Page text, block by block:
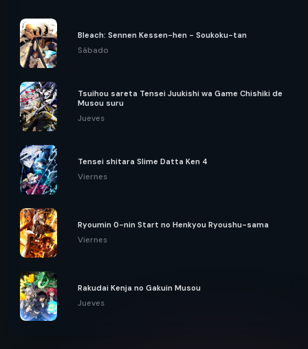
Bleach: Sennen Kessen-hen - Soukoku-tan
Sábado
Tsuihou sareta Tensei Juukishi wa Game Chishiki de
Musou suru
Jueves
Tensei shitara Slime Datta Ken 4
Viernes
Ryoumin 0-nin Start no Henkyou Ryoushu-sama
Viernes
Rakudai Kenja no Gakuin Musou
Jueves